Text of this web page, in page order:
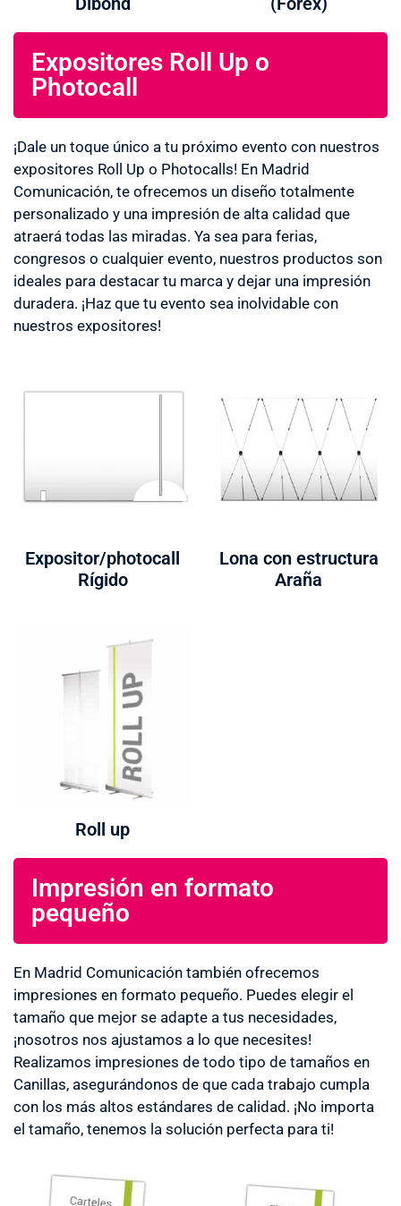
Expositores Roll Up o
Photocall
¡Dale un toque único a tu próximo evento con nuestros
expositores Roll Up o Photocalls! En Madrid
Comunicación, te ofrecemos un diseño totalmente
personalizado y una impresión de alta calidad que
atraerá todas las miradas. Ya sea para ferias,
congresos o cualquier evento, nuestros productos son
ideales para destacar tu marca y dejar una impresión
duradera. ¡Haz que tu evento sea inolvidable con
nuestros expositores!
Expositor/photocall
Rígido
Lona con estructura
Araña
Roll up
Impresión en formato
pequeño
En Madrid Comunicación también ofrecemos
impresiones en formato pequeño. Puedes elegir el
tamaño que mejor se adapte a tus necesidades,
¡nosotros nos ajustamos a lo que necesites!
Realizamos impresiones de todo tipo de tamaños en
Canillas, asegurándonos de que cada trabajo cumpla
con los más altos estándares de calidad. ¡No importa
el tamaño, tenemos la solución perfecta para ti!